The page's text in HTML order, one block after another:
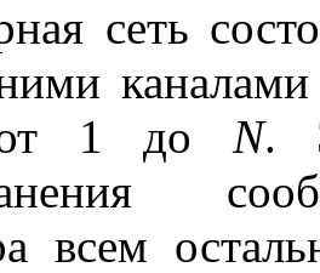
сеть
от 1 до N.
всем